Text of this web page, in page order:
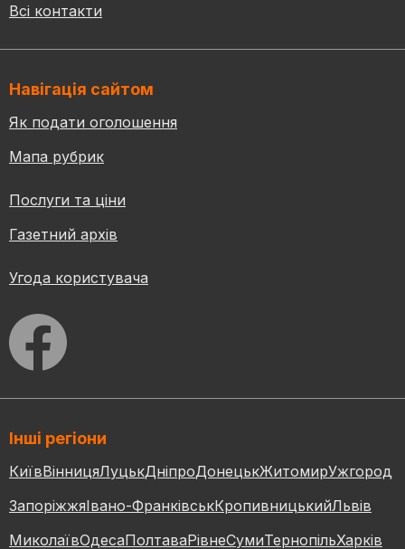
Всі контакти
Навігація сайтом
Як подати оголошення
Мапа рубрик
Послуги та ціни
Газетний архів
Угода користувача
Інші регіони
КиївВінницяЛуцькДніпроДонецькЖитомирУжгород
ЗапоріжжяІвано-ФранківськКропивницькийЛьвів
МиколаївОдесаПолтаваРівнеСумиТернопільХарків